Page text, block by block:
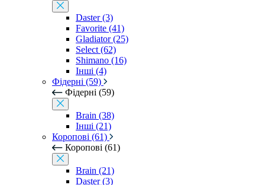
Daster (3)
Favorite (41)
Gladiator (25)
Select (62)
Shimano (16)
Інші (4)
Фідерні (59)
Фідерні (59)
Brain (38)
Інші (21)
Коропові (61)
Коропові (61)
Brain (21)
Daster (3)